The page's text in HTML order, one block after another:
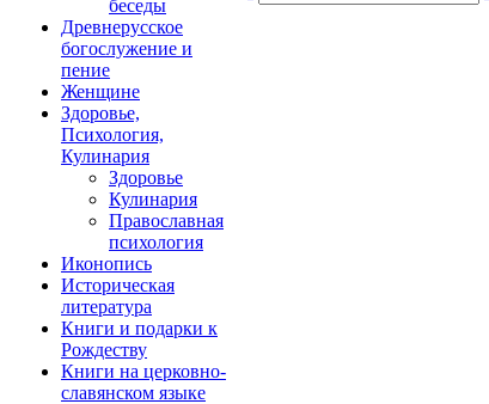
беседы
Древнерусское
богослужение и
пение
Женщине
Здоровье,
Психология,
Кулинария
Здоровье
Кулинария
Православная
психология
Иконопись
Историческая
литература
Книги и подарки к
Рождеству
Книги на церковно-
славянском языке